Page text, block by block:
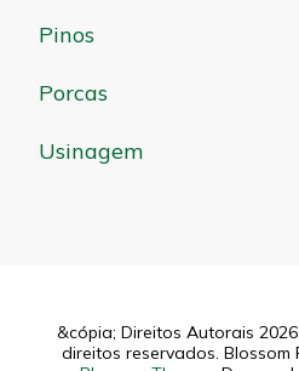
Pinos
Porcas
Usinagem
&cópia; Direitos Autorais 2026
direitos reservados. Blossom